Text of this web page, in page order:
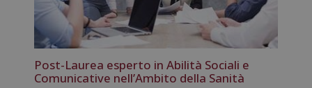
Post-Laurea esperto in Abilità Sociali e
Comunicative nell’Ambito della Sanità